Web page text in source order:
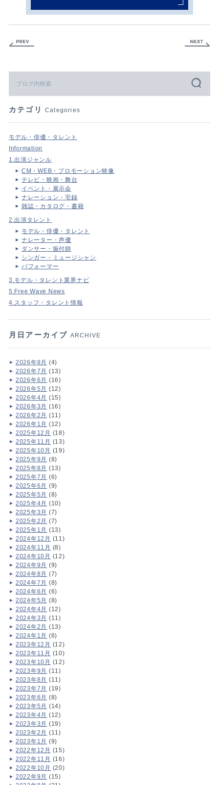
カテゴリ Categories
モデル・俳優・タレント
Information
1.出演ジャンル
CM・WEB・プロモーション映像
テレビ・映画・舞台
イベント・展示会
ナレーション・宅録
雑誌・カタログ・書籍
2.出演タレント
モデル・俳優・タレント
ナレーター・声優
ダンサー・振付師
シンガー・ミュージシャン
パフォーマー
3.モデル・タレント業界ナビ
5.Free Wave News
4.スタッフ・タレント情報
月日アーカイブ ARCHIVE
2026年8月 (4)
2026年7月 (13)
2026年6月 (16)
2026年5月 (12)
2026年4月 (15)
2026年3月 (16)
2026年2月 (11)
2026年1月 (12)
2025年12月 (18)
2025年11月 (13)
2025年10月 (19)
2025年9月 (8)
2025年8月 (13)
2025年7月 (6)
2025年6月 (9)
2025年5月 (8)
2025年4月 (10)
2025年3月 (7)
2025年2月 (7)
2025年1月 (13)
2024年12月 (11)
2024年11月 (8)
2024年10月 (12)
2024年9月 (9)
2024年8月 (7)
2024年7月 (8)
2024年6月 (6)
2024年5月 (8)
2024年4月 (12)
2024年3月 (11)
2024年2月 (13)
2024年1月 (6)
2023年12月 (12)
2023年11月 (10)
2023年10月 (12)
2023年9月 (11)
2023年8月 (11)
2023年7月 (19)
2023年6月 (8)
2023年5月 (14)
2023年4月 (12)
2023年3月 (19)
2023年2月 (11)
2023年1月 (9)
2022年12月 (15)
2022年11月 (16)
2022年10月 (20)
2022年9月 (15)